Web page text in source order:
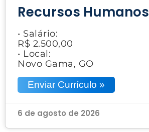
Recursos Humanos
• Salário:
R$ 2.500,00
• Local:
Novo Gama, GO
Enviar Currículo »
6 de agosto de 2026